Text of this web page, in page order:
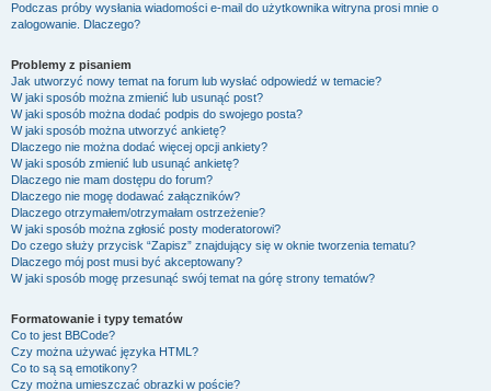
Podczas próby wysłania wiadomości e-mail do użytkownika witryna prosi mnie o
zalogowanie. Dlaczego?
Problemy z pisaniem
Jak utworzyć nowy temat na forum lub wysłać odpowiedź w temacie?
W jaki sposób można zmienić lub usunąć post?
W jaki sposób można dodać podpis do swojego posta?
W jaki sposób można utworzyć ankietę?
Dlaczego nie można dodać więcej opcji ankiety?
W jaki sposób zmienić lub usunąć ankietę?
Dlaczego nie mam dostępu do forum?
Dlaczego nie mogę dodawać załączników?
Dlaczego otrzymałem/otrzymałam ostrzeżenie?
W jaki sposób można zgłosić posty moderatorowi?
Do czego służy przycisk “Zapisz” znajdujący się w oknie tworzenia tematu?
Dlaczego mój post musi być akceptowany?
W jaki sposób mogę przesunąć swój temat na górę strony tematów?
Formatowanie i typy tematów
Co to jest BBCode?
Czy można używać języka HTML?
Co to są są emotikony?
Czy można umieszczać obrazki w poście?